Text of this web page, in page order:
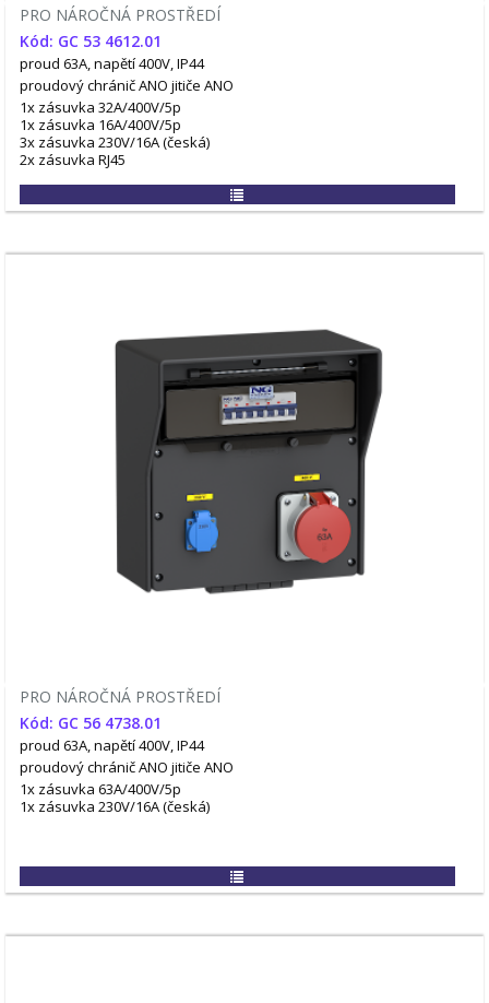
PRO NÁROČNÁ PROSTŘEDÍ
Kód: GC 53 4612.01
proud 63A, napětí 400V, IP44
proudový chránič ANO jitiče ANO
1x zásuvka 32A/400V/5p
1x zásuvka 16A/400V/5p
3x zásuvka 230V/16A (česká)
2x zásuvka RJ45
PRO NÁROČNÁ PROSTŘEDÍ
Kód: GC 56 4738.01
proud 63A, napětí 400V, IP44
proudový chránič ANO jitiče ANO
1x zásuvka 63A/400V/5p
1x zásuvka 230V/16A (česká)